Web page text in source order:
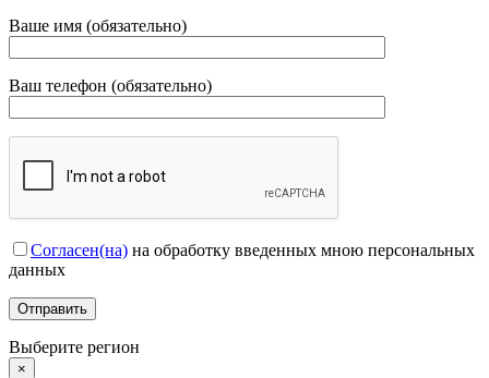
Ваше имя (обязательно)
Ваш телефон (обязательно)
Согласен(на) на обработку введенных мною персональных
данных
Выберите регион
×